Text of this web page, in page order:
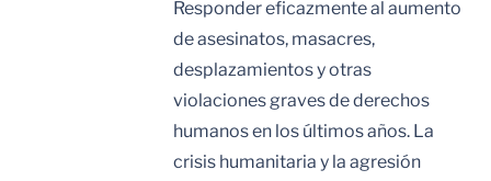
Responder eficazmente al aumento
de asesinatos, masacres,
desplazamientos y otras
violaciones graves de derechos
humanos en los últimos años. La
crisis humanitaria y la agresión